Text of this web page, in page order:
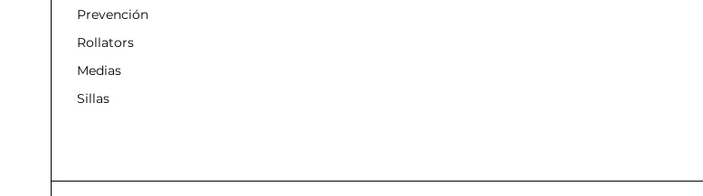
Prevención
Rollators
Medias
Sillas